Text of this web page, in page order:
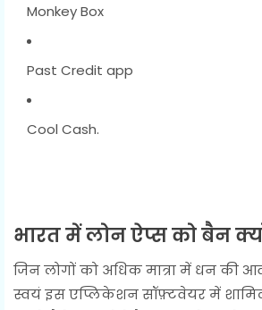
Monkey Box
Past Credit app
Cool Cash.
भारत में लोन ऐप्स को बैन
जिन लोगों को अधिक मात्रा में धन की
स्वयं इस एप्लिकेशन सॉफ़्टवेयर में